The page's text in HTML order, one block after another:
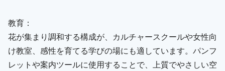
教育：
花が集まり調和する構成が、カルチャースクールや女性向
け教室、感性を育てる学びの場にも適しています。パンフ
レットや案内ツールに使用することで、上質でやさしい空